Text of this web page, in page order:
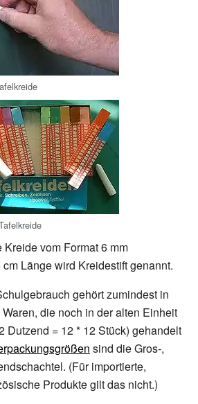
vom Format 6 mm
Länge wird Kreidestift genannt.
gehört zumindest in
die noch in der alten Einheit
Dutzend = 12 * 12 Stück) gehandelt
sind die Gros-,
(Für importierte,
Produkte gilt das nicht.)